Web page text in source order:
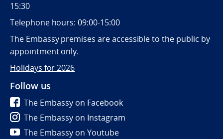
15:30
Telephone hours: 09:00-15:00
The Embassy premises are accessible to the public by
appointment only.
Holidays for 2026
Follow us
The Embassy on Facebook
The Embassy on Instagram
The Embassy on Youtube